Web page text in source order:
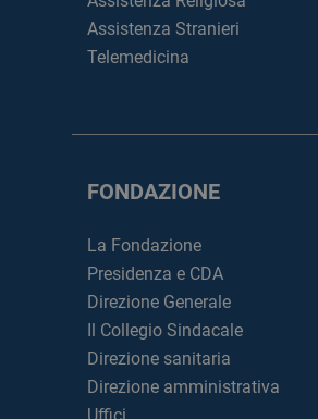
Assistenza Stranieri
Telemedicina
FONDAZIONE
La Fondazione
Presidenza e CDA
Direzione Generale
Il Collegio Sindacale
Direzione sanitaria
Direzione amministrativa